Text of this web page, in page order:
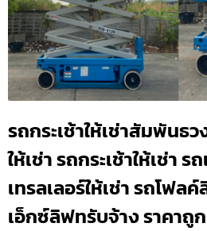
รถกระเช้าให้เช่าสัมพันธ
ให้เช่า รถกระเช้าให้เช่า ร
เทรลเลอร์ให้เช่า รถโฟล
เอ็กซ์ลิฟทรับจ้าง ราคาถูก